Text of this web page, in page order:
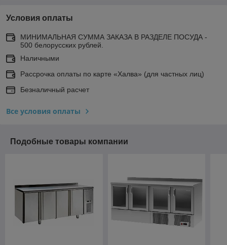
Условия оплаты
МИНИМАЛЬНАЯ СУММА ЗАКАЗА В РАЗДЕЛЕ ПОСУДА -
500 белорусских рублей.
Наличными
Рассрочка оплаты по карте «Халва» (для частных лиц)
Безналичный расчет
Все условия оплаты
Подобные товары компании